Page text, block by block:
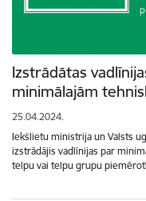
Izstrādātas
minimālajām
25.04.2024.
Iekšlietu ministrija un Valsts
izstrādājis vadlīnijas par
telpu vai telpu grupu